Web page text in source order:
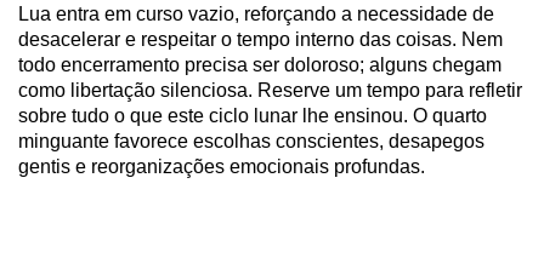
Lua entra em curso vazio, reforçando a necessidade de
desacelerar e respeitar o tempo interno das coisas. Nem
todo encerramento precisa ser doloroso; alguns chegam
como libertação silenciosa. Reserve um tempo para refletir
sobre tudo o que este ciclo lunar lhe ensinou. O quarto
minguante favorece escolhas conscientes, desapegos
gentis e reorganizações emocionais profundas.